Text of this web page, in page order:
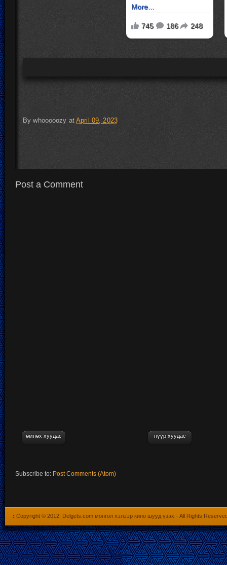
Bywhooooozy atApril 09, 2023
Post a Comment
өмнөх хуудас нүүр хуудас
Subscribe to: Post Comments (Atom)
: Copyright © 2012. Delgets.com монгол хэлээр кино шууд үзэх - All Rights